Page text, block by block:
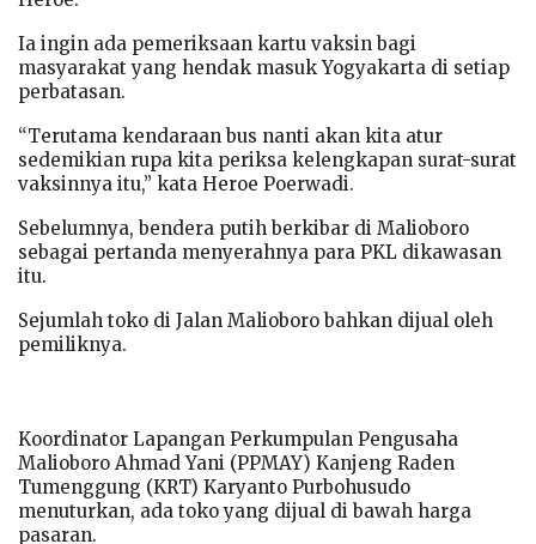
Ia ingin ada pemeriksaan kartu vaksin bagi
masyarakat yang hendak masuk Yogyakarta di setiap
perbatasan.
“Terutama kendaraan bus nanti akan kita atur
sedemikian rupa kita periksa kelengkapan surat-surat
vaksinnya itu,” kata Heroe Poerwadi.
Sebelumnya, bendera putih berkibar di Malioboro
sebagai pertanda menyerahnya para PKL dikawasan
itu.
Sejumlah toko di Jalan Malioboro bahkan dijual oleh
pemiliknya.
Koordinator Lapangan Perkumpulan Pengusaha
Malioboro Ahmad Yani (PPMAY) Kanjeng Raden
Tumenggung (KRT) Karyanto Purbohusudo
menuturkan, ada toko yang dijual di bawah harga
pasaran.